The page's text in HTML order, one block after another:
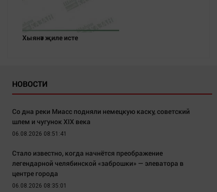
НОВОСТИ
Со дна реки Миасс подняли немецкую каску, советский
шлем и чугунок XIX века
06.08.2026 08:51:41
Стало известно, когда начнётся преображение
легендарной челябинской «заброшки» — элеватора в
центре города
06.08.2026 08:35:01
Хыянәт җиле исте